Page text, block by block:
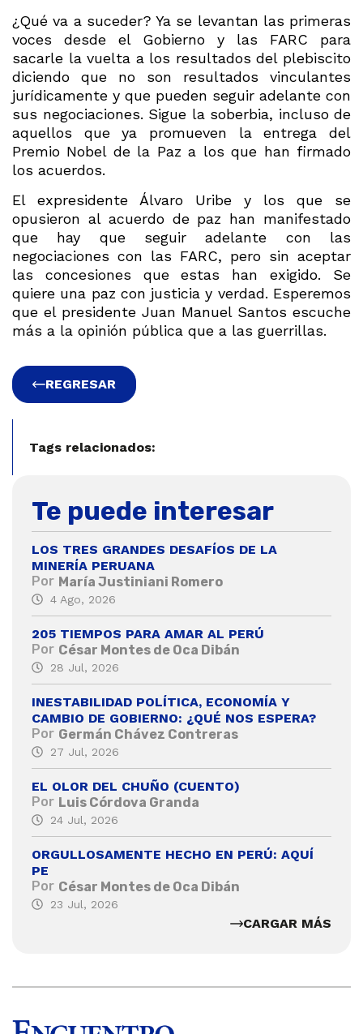
¿Qué va a suceder? Ya se levantan las primeras
voces desde el Gobierno y las FARC para
sacarle la vuelta a los resultados del plebiscito
diciendo que no son resultados vinculantes
jurídicamente y que pueden seguir adelante con
sus negociaciones. Sigue la soberbia, incluso de
aquellos que ya promueven la entrega del
Premio Nobel de la Paz a los que han firmado
los acuerdos.
El expresidente Álvaro Uribe y los que se
opusieron al acuerdo de paz han manifestado
que hay que seguir adelante con las
negociaciones con las FARC, pero sin aceptar
las concesiones que estas han exigido. Se
quiere una paz con justicia y verdad. Esperemos
que el presidente Juan Manuel Santos escuche
más a la opinión pública que a las guerrillas.
REGRESAR
Tags relacionados:
Te puede interesar
LOS TRES GRANDES DESAFÍOS DE LA
MINERÍA PERUANA
Por María Justiniani Romero
4 Ago, 2026
205 TIEMPOS PARA AMAR AL PERÚ
Por César Montes de Oca Dibán
28 Jul, 2026
INESTABILIDAD POLÍTICA, ECONOMÍA Y
CAMBIO DE GOBIERNO: ¿QUÉ NOS ESPERA?
Por Germán Chávez Contreras
27 Jul, 2026
EL OLOR DEL CHUÑO (CUENTO)
Por Luis Córdova Granda
24 Jul, 2026
ORGULLOSAMENTE HECHO EN PERÚ: AQUÍ
PE
Por César Montes de Oca Dibán
23 Jul, 2026
CARGAR MÁS